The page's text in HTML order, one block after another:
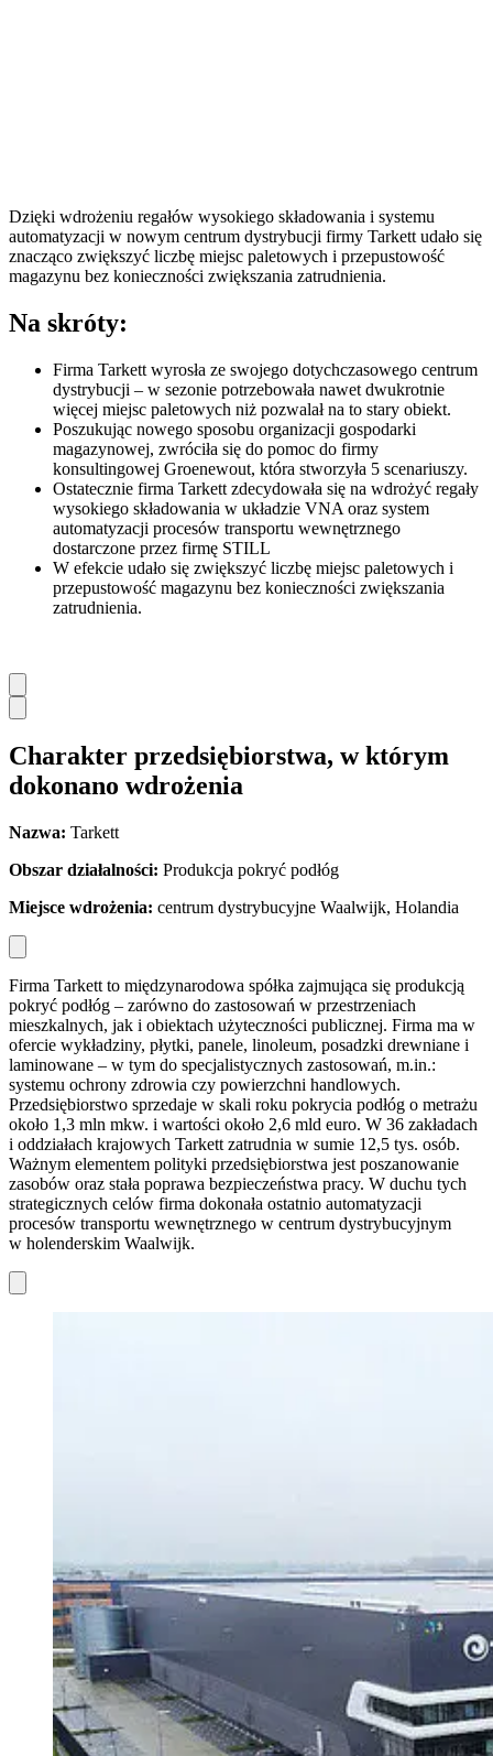
Dzięki wdrożeniu regałów wysokiego składowania i systemu
automatyzacji w nowym centrum dystrybucji firmy Tarkett udało się
znacząco zwiększyć liczbę miejsc paletowych i przepustowość
magazynu bez konieczności zwiększania zatrudnienia.
Na skróty:
Firma Tarkett wyrosła ze swojego dotychczasowego centrum
dystrybucji – w sezonie potrzebowała nawet dwukrotnie
więcej miejsc paletowych niż pozwalał na to stary obiekt.
Poszukując nowego sposobu organizacji gospodarki
magazynowej, zwróciła się do pomoc do firmy
konsultingowej Groenewout, która stworzyła 5 scenariuszy.
Ostatecznie firma Tarkett zdecydowała się na wdrożyć regały
wysokiego składowania w układzie VNA oraz system
automatyzacji procesów transportu wewnętrznego
dostarczone przez firmę STILL
W efekcie udało się zwiększyć liczbę miejsc paletowych i
przepustowość magazynu bez konieczności zwiększania
zatrudnienia.
Charakter przedsiębiorstwa, w którym
dokonano wdrożenia
Nazwa: Tarkett
Obszar działalności: Produkcja pokryć podłóg
Miejsce wdrożenia: centrum dystrybucyjne Waalwijk, Holandia
Firma Tarkett to międzynarodowa spółka zajmująca się produkcją
pokryć podłóg – zarówno do zastosowań w przestrzeniach
mieszkalnych, jak i obiektach użyteczności publicznej. Firma ma w
ofercie wykładziny, płytki, panele, linoleum, posadzki drewniane i
laminowane – w tym do specjalistycznych zastosowań, m.in.:
systemu ochrony zdrowia czy powierzchni handlowych.
Przedsiębiorstwo sprzedaje w skali roku pokrycia podłóg o metrażu
około 1,3 mln mkw. i wartości około 2,6 mld euro. W 36 zakładach
i oddziałach krajowych Tarkett zatrudnia w sumie 12,5 tys. osób.
Ważnym elementem polityki przedsiębiorstwa jest poszanowanie
zasobów oraz stała poprawa bezpieczeństwa pracy. W duchu tych
strategicznych celów firma dokonała ostatnio automatyzacji
procesów transportu wewnętrznego w centrum dystrybucyjnym
w holenderskim Waalwijk.